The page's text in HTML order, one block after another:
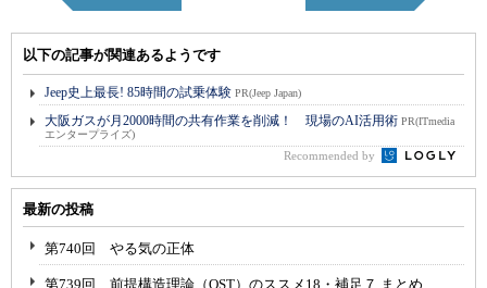
以下の記事が関連あるようです
Jeep史上最長! 85時間の試乗体験 PR(Jeep Japan)
大阪ガスが月2000時間の共有作業を削減！ 現場のAI活用術 PR(ITmedia
エンタープライズ)
Recommended by
最新の投稿
第740回 やる気の正体
第739回 前提構造理論（OST）のススメ18・補足７ まとめ